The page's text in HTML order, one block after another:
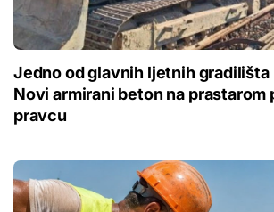
Jedno od glavnih ljetnih gradilišta
Novi armirani beton na prastarom
pravcu